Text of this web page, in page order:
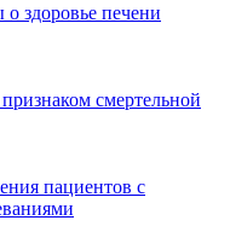
о здоровье печени
смертельной
пациентов с